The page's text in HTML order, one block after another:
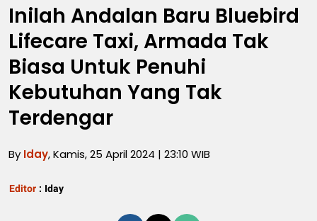
Inilah Andalan Baru Bluebird
Lifecare Taxi, Armada Tak
Biasa Untuk Penuhi
Kebutuhan Yang Tak
Terdengar
By Iday, Kamis, 25 April 2024 | 23:10 WIB
Editor : Iday